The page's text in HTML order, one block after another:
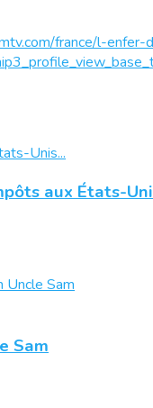
france/l-
aux États-
Sam